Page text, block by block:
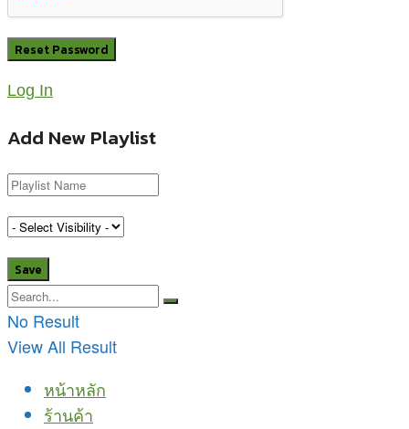
Log In
Add New Playlist
No Result
View All Result
หน้าหลัก
ร้านค้า